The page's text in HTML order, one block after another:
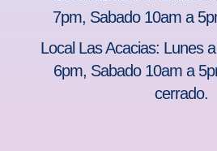
7pm, Sabado 10am a
Local Las Acacias: Lunes
6pm, Sabado 10am a
cerrado.